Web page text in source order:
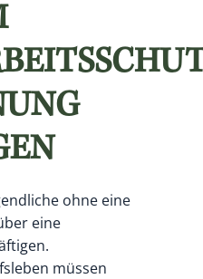
ohne eine
eine
müssen